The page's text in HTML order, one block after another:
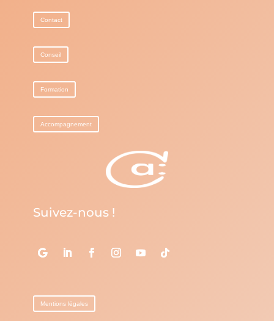
Contact
Conseil
Formation
Accompagnement
Suivez-nous !
Mentions légales